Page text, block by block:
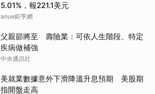
5.01%，報221.1美元
anue鉅亨網
父親節將至 壽險業：可依人生階段、特定
疾病做補強
中央通訊社
美就業數據意外下滑降溫升息預期 美股期
指開盤走高